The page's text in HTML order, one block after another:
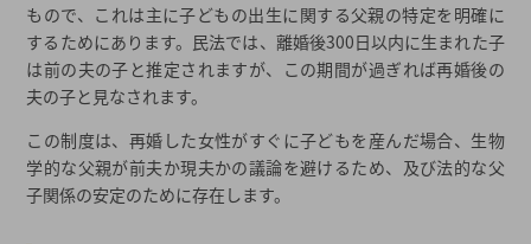
もので、これは主に子どもの出生に関する父親の特定を明確に
するためにあります。民法では、離婚後300日以内に生まれた子
は前の夫の子と推定されますが、この期間が過ぎれば再婚後の
夫の子と見なされます。
この制度は、再婚した女性がすぐに子どもを産んだ場合、生物
学的な父親が前夫か現夫かの議論を避けるため、及び法的な父
子関係の安定のために存在します。